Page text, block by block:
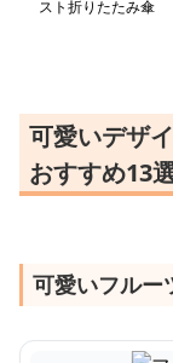
スト折りたたみ傘
可愛いデザ
おすすめ13
可愛いフルー